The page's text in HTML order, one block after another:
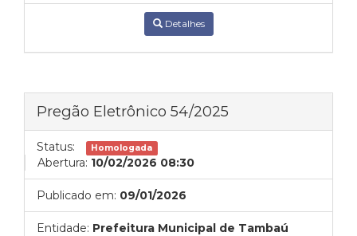
Detalhes
Pregão Eletrônico 54/2025
Status: Homologada
Abertura: 10/02/2026 08:30
Publicado em: 09/01/2026
Entidade: Prefeitura Municipal de Tambaú